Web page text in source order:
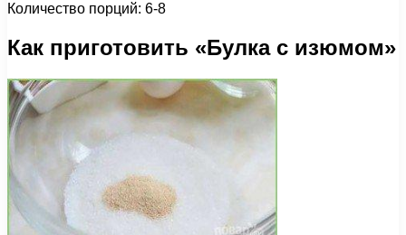
Количество порций: 6-8
Как приготовить «Булка с изюмом»